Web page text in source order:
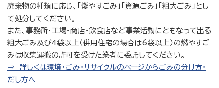
廃棄物の種類に応じ、「燃やすごみ」「資源ごみ」「粗大ごみ」とし
て処分してください。
また、事務所・工場・商店・飲食店など事業活動にともなって出る
粗大ごみ及び4袋以上（併用住宅の場合は6袋以上）の燃やすご
みは収集運搬の許可を受けた業者に委託してください。
⇒ 詳しくは環境・ごみ・リサイクルのページからごみの分け方・
だし方へ